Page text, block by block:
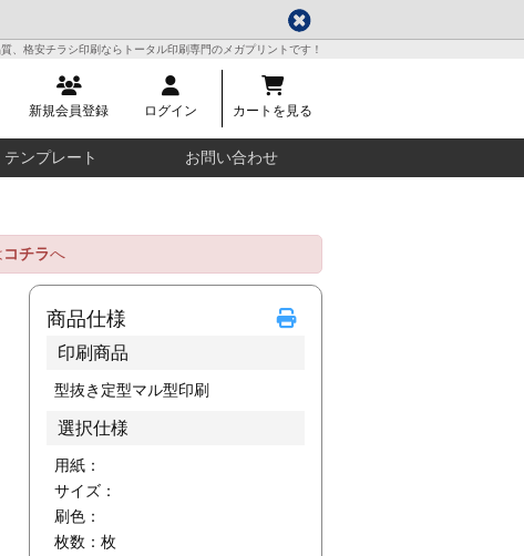
、格安チラシ印刷ならトータル印刷専門のメガプリントです！
新規会員登録 ログイン カートを見る
テンプレート お問い合わせ
コチラへ
商品仕様
印刷商品
型抜き定型マル型印刷
選択仕様
用紙：
サイズ：
刷色：
枚数： 枚